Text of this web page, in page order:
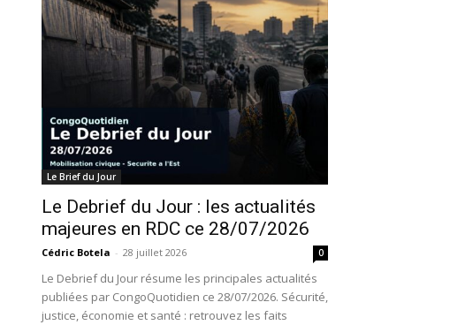
Le Brief du Jour
Le Debrief du Jour : les actualités
majeures en RDC ce 28/07/2026
Cédric Botela - 28 juillet 2026 0
Le Debrief du Jour résume les principales actualités
publiées par CongoQuotidien ce 28/07/2026. Sécurité,
justice, économie et santé : retrouvez les faits